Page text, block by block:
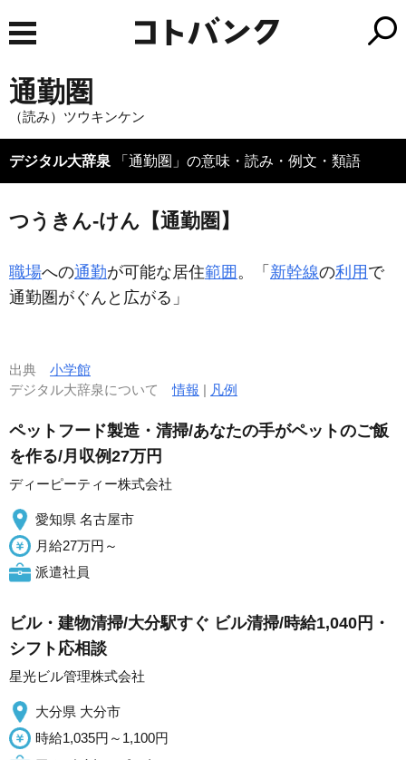
通勤圏
（読み）ツウキンケン
デジタル大辞泉 「通勤圏」の意味・読み・例文・類語
つうきん‐けん【通勤圏】
職場への通勤が可能な居住範囲 。「 新幹線の利用 で
通勤圏 がぐんと広がる」
出典 小学館
デジタル大辞泉について情報 | 凡例
ペットフード製造・清掃/あなたの手がペットのご飯
を作る/月収例27万円
ディーピーティー株式会社
愛知県 名古屋市
月給27万円～
派遣社員
ビル・建物清掃/大分駅すぐ ビル清掃/時給1,040円・
シフト応相談
星光ビル管理株式会社
大分県 大分市
時給1,035円～1,100円